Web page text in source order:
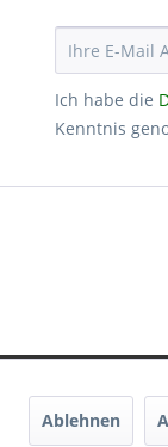
Ich habe die
Kenntnis
Ablehnen